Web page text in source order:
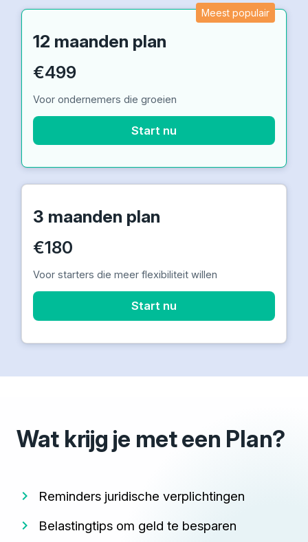
12 maanden plan
€499
Voor ondernemers die groeien
Start nu
Meest populair
3 maanden plan
€180
Voor starters die meer flexibiliteit willen
Start nu
Wat krijg je met een Plan?
Reminders juridische verplichtingen
Belastingtips om geld te besparen